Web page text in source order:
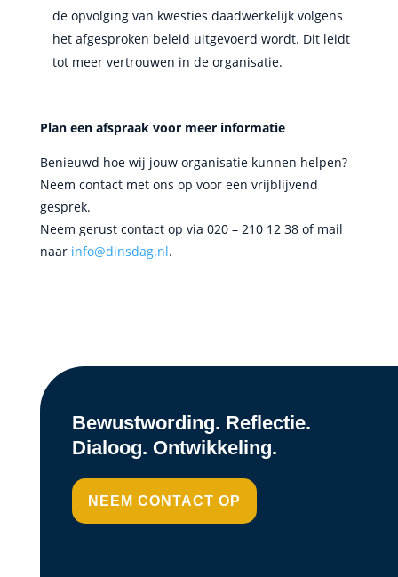
de opvolging van kwesties daadwerkelijk volgens
het afgesproken beleid uitgevoerd wordt. Dit leidt
tot meer vertrouwen in de organisatie.
Plan een afspraak voor meer informatie
Benieuwd hoe wij jouw organisatie kunnen helpen?
Neem contact met ons op voor een vrijblijvend
gesprek.
Neem gerust contact op via 020 – 210 12 38 of mail
naar info@dinsdag.nl.
Bewustwording. Reflectie.
Dialoog. Ontwikkeling.
NEEM CONTACT OP